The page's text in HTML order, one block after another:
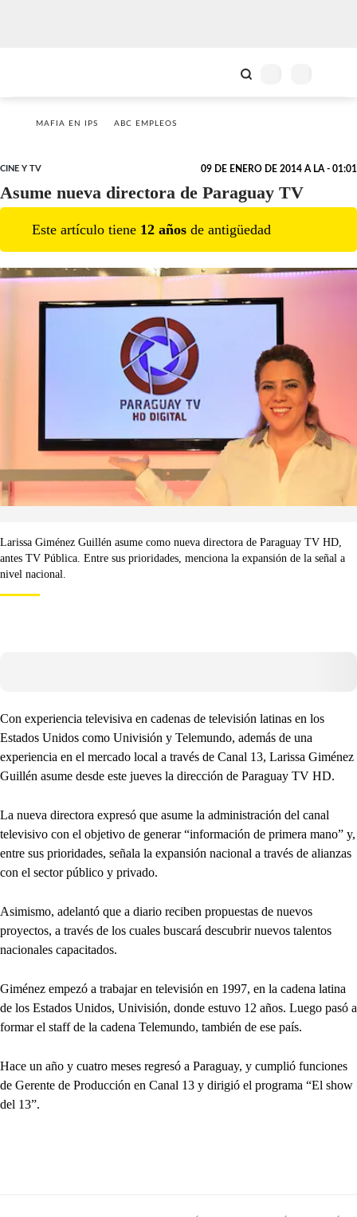
MAFIA EN IPS ABC EMPLEOS
CINE Y TV 09 DE ENERO DE 2014 A LA - 01:01
Asume nueva directora de Paraguay TV
Este artículo tiene 12 años de antigüedad
Larissa Giménez Guillén asume como nueva directora de Paraguay TV HD,
antes TV Pública. Entre sus prioridades, menciona la expansión de la señal a
nivel nacional.
Con experiencia televisiva en cadenas de televisión latinas en los
Estados Unidos como Univisión y Telemundo, además de una
experiencia en el mercado local a través de Canal 13, Larissa Giménez
Guillén asume desde este jueves la dirección de Paraguay TV HD.
La nueva directora expresó que asume la administración del canal
televisivo con el objetivo de generar “información de primera mano” y,
entre sus prioridades, señala la expansión nacional a través de alianzas
con el sector público y privado.
Asimismo, adelantó que a diario reciben propuestas de nuevos
proyectos, a través de los cuales buscará descubrir nuevos talentos
nacionales capacitados.
Giménez empezó a trabajar en televisión en 1997, en la cadena latina
de los Estados Unidos, Univisión, donde estuvo 12 años. Luego pasó a
formar el staff de la cadena Telemundo, también de ese país.
Hace un año y cuatro meses regresó a Paraguay, y cumplió funciones
de Gerente de Producción en Canal 13 y dirigió el programa “El show
del 13”.